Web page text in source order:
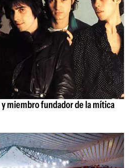
miembro fundador de la mítica